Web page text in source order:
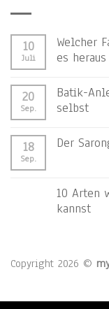
10
Juli
Welcher
es heraus
20
Sep.
Batik-
selbst
18
Sep.
Der
10 Arten
kannst
Copyright 2026 ©